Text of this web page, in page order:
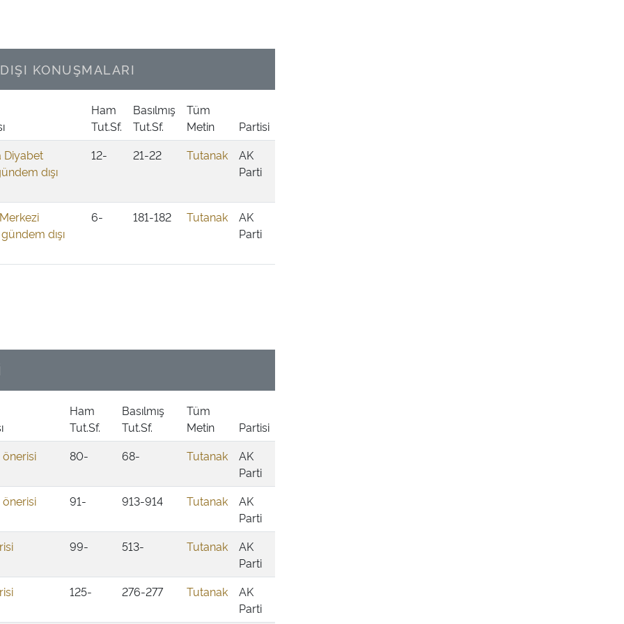
KONUŞMALARI
Ham
Tut.Sf.
Basılmış
Tut.Sf.
Tüm
Metin
Partisi
Diyabet
dışı
12- 21-22 Tutanak
AK
Parti
dışı
6- 181-182 Tutanak
AK
Parti
Ham
Tut.Sf.
Basılmış
Tut.Sf.
Tüm
Metin
Partisi
önerisi
80- 68- Tutanak
AK
Parti
önerisi
91- 913-914 Tutanak
AK
Parti
99- 513- Tutanak
AK
Parti
125- 276-277 Tutanak
AK
Parti